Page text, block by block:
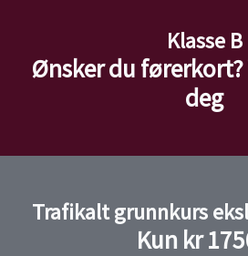
Klasse B
Ønsker du førerkort?
deg
Trafikalt grunnkurs
Kun kr